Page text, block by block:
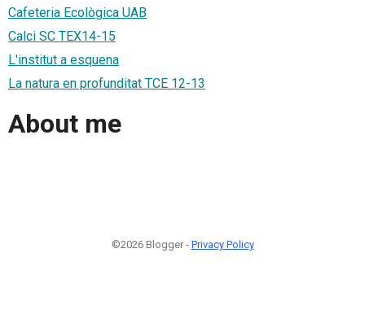
Cafeteria Ecològica UAB
Calci SC TEX14-15
L'institut a esquena
La natura en profunditat TCE 12-13
About me
©2026 Blogger - Privacy Policy